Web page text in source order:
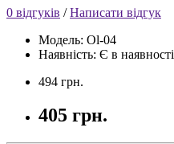
0 відгуків /Написати відгук
Модель: Ol-04
Наявність: Є в наявності
494 грн.
405 грн.